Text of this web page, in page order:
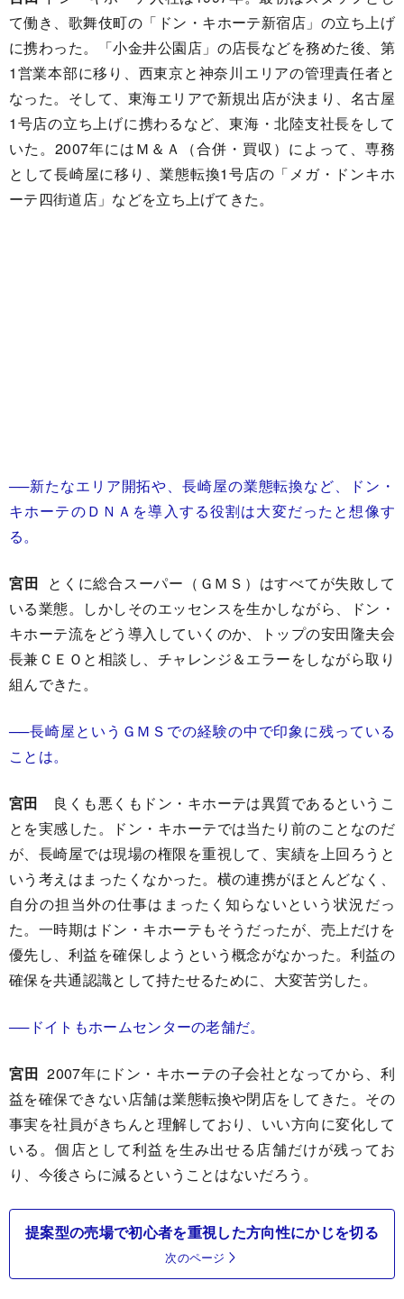
て働き、歌舞伎町の「ドン・キホーテ新宿店」の立ち上げ
に携わった。「小金井公園店」の店長などを務めた後、第
1営業本部に移り、西東京と神奈川エリアの管理責任者と
なった。そして、東海エリアで新規出店が決まり、名古屋
1号店の立ち上げに携わるなど、東海・北陸支社長をして
いた。2007年にはＭ＆Ａ（合併・買収）によって、専務
として長崎屋に移り、業態転換1号店の「メガ・ドンキホ
ーテ四街道店」などを立ち上げてきた。
──新たなエリア開拓や、長崎屋の業態転換など、ドン・
キホーテのＤＮＡを導入する役割は大変だったと想像す
る。
宮田 とくに総合スーパー（ＧＭＳ）はすべてが失敗して
いる業態。しかしそのエッセンスを生かしながら、ドン・
キホーテ流をどう導入していくのか、トップの安田隆夫会
長兼ＣＥＯと相談し、チャレンジ＆エラーをしながら取り
組んできた。
──長崎屋というＧＭＳでの経験の中で印象に残っている
ことは。
宮田 良くも悪くもドン・キホーテは異質であるというこ
とを実感した。ドン・キホーテでは当たり前のことなのだ
が、長崎屋では現場の権限を重視して、実績を上回ろうと
いう考えはまったくなかった。横の連携がほとんどなく、
自分の担当外の仕事はまったく知らないという状況だっ
た。一時期はドン・キホーテもそうだったが、売上だけを
優先し、利益を確保しようという概念がなかった。利益の
確保を共通認識として持たせるために、大変苦労した。
──ドイトもホームセンターの老舗だ。
宮田 2007年にドン・キホーテの子会社となってから、利
益を確保できない店舗は業態転換や閉店をしてきた。その
事実を社員がきちんと理解しており、いい方向に変化して
いる。個店として利益を生み出せる店舗だけが残ってお
り、今後さらに減るということはないだろう。
提案型の売場で初心者を重視した方向性にかじを切る
次のページ